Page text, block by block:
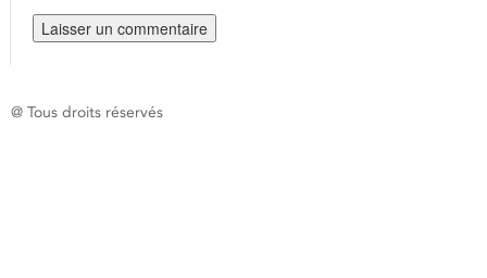
@ Tous droits réservés